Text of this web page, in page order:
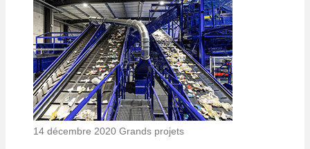
14 décembre 2020 Grands projets